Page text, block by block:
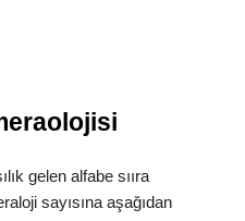
gelen alfabe sııra
sayısına aşağıdan